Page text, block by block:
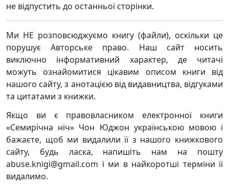
не відпустить до останньої сторінки.
Ми НЕ розповсюджуємо книгу (файли), оскільки це
порушує Авторське право. Наш сайт носить
виключно інформативний характер, де читачі
можуть ознайомитися цікавим описом книги від
нашого сайту, з анотацією від видавництва, відгуками
та цитатами з книжки.
Якщо ви є правовласником електронної книги
«Семирічна ніч» Чон Юджон українською мовою і
бажаєте, щоб ми видалили її з нашого книжкового
сайту, будь ласка, напишіть нам на пошту
abuse.knigi@gmail.com і ми в найкоротші терміни її
видалимо.